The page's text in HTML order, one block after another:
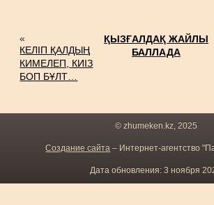
«
КЕЛІП ҚАЛДЫҢ
КИМЕЛЕП, КИІЗ
БОП БҰЛТ…
ҚЫЗҒАЛДАҚ ЖАЙЛЫ
БАЛЛАДА
© zhumeken.kz, 2025
Создание сайта – Интернет-агентство
Дата обновления: 3 ноября